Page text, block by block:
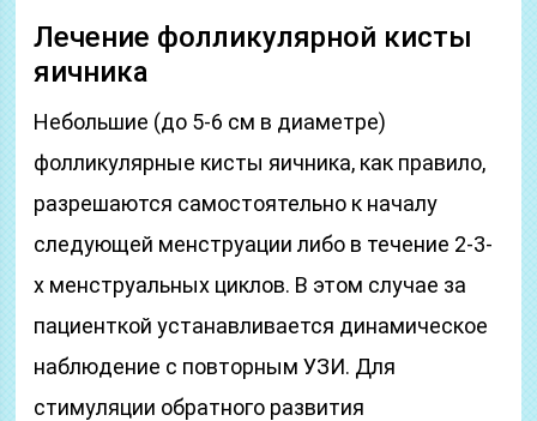
Лечение фолликулярной кисты
яичника
Небольшие (до 5-6 см в диаметре)
фолликулярные кисты яичника, как правило,
разрешаются самостоятельно к началу
следующей менструации либо в течение 2-3-
х менструальных циклов. В этом случае за
пациенткой устанавливается динамическое
наблюдение с повторным УЗИ. Для
стимуляции обратного развития